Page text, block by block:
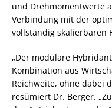
und Drehmomentwerte
Verbindung mit der
vollständig skalierbaren
„Der modulare
Kombination aus
Reichweite, ohne dabei
resümiert Dr. Berger.